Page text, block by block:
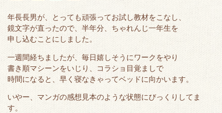
i
t
e
r
c
e
o
o
c
k
t
t
e
a
年長長男が、とっても頑張ってお試し教材をこなし、
鏡文字が直ったので、半年分、ちゃれんじ一年生を
申し込むことにしました。
一週間経ちましたが、毎日嬉しそうにワークをやり
書き順マシーンをいじり、コラショ目覚ましで
時間になると、早く寝なきゃってベッドに向かいます。
いやー、マンガの感想見本のような状態にびっくりしてま
す。